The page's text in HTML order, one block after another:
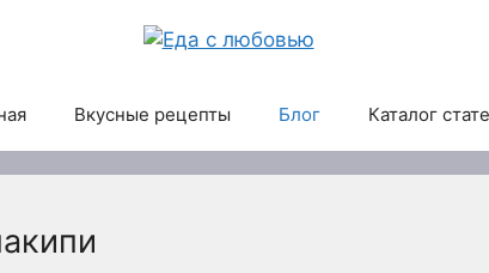
Вкусные рецепты Блог Каталог